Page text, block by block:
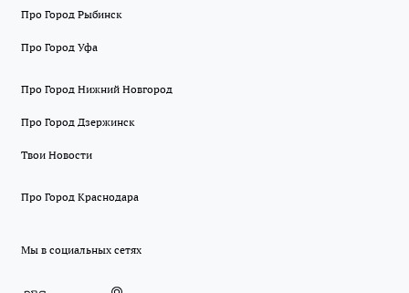
Про Город Рыбинск
Про Город Уфа
Про Город Нижний Новгород
Про Город Дзержинск
Твои Новости
Про Город Краснодара
Мы в социальных сетях